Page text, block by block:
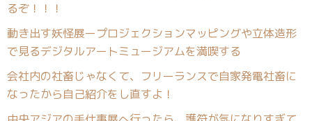
るぞ！！！
動き出す妖怪展ープロジェクションマッピングや立体造形
で見るデジタルアートミュージアムを満喫する
会社内の社畜じゃなくて、フリーランスで自家発電社畜に
なったから自己紹介をし直すよ！